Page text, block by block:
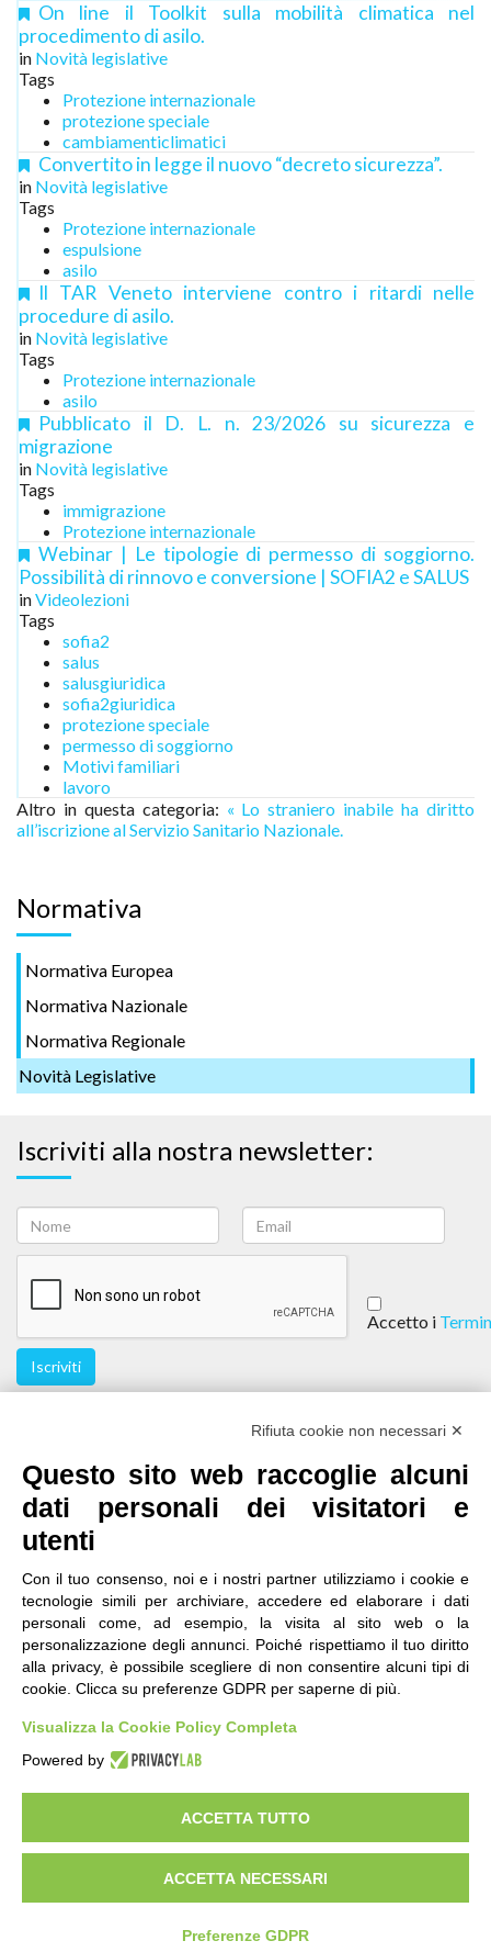
On line il Toolkit sulla mobilità climatica nel
procedimento di asilo.
in Novità legislative
Tags
Protezione internazionale
protezione speciale
cambiamenticlimatici
Convertito in legge il nuovo “decreto sicurezza”.
in Novità legislative
Tags
Protezione internazionale
espulsione
asilo
Il TAR Veneto interviene contro i ritardi nelle
procedure di asilo.
in Novità legislative
Tags
Protezione internazionale
asilo
Pubblicato il D. L. n. 23/2026 su sicurezza e
migrazione
in Novità legislative
Tags
immigrazione
Protezione internazionale
Webinar | Le tipologie di permesso di soggiorno.
Possibilità di rinnovo e conversione | SOFIA2 e SALUS
inVideolezioni
Tags
sofia2
salus
salusgiuridica
sofia2giuridica
protezione speciale
permesso di soggiorno
Motivi familiari
lavoro
Altro in questa categoria: « Lo straniero inabile ha diritto
all’iscrizione al Servizio Sanitario Nazionale.
Normativa
Normativa Europea
Normativa Nazionale
Normativa Regionale
Novità Legislative
Iscriviti alla nostra newsletter:
Accetto i
Iscriviti
contatti| qualità accessibilità |privacy|
note legali
IRES Piemonte - Istituto di Ricerche Economico
Sociali del Piemonte
Via Nizza 18, 10125 Torino - C.F.80084650011
P.Iva 04328830015
© 2018 All Rights Reserved
Rifiuta cookie non necessari ✕
Questo sito web raccoglie alcuni
dati personali dei visitatori e
utenti
Con il tuo consenso, noi e i nostri partner utilizziamo i cookie e
tecnologie simili per archiviare, accedere ed elaborare i dati
personali come, ad esempio, la visita al sito web o la
personalizzazione degli annunci. Poiché rispettiamo il tuo diritto
alla privacy, è possibile scegliere di non consentire alcuni tipi di
cookie. Clicca su preferenze GDPR per saperne di più.
Visualizza la Cookie Policy Completa
Powered by
ACCETTA TUTTO
ACCETTA NECESSARI
Preferenze GDPR